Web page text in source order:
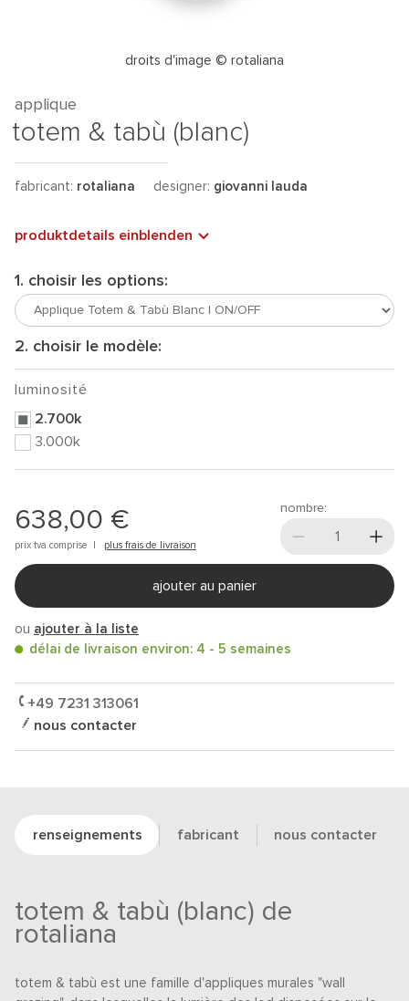
droits d'image © rotaliana
applique
totem & tabù (blanc)
fabricant: rotaliana designer: giovanni lauda
produktdetails einblenden
1. choisir les options:
2. choisir le modèle:
luminosité
2.700k
3.000k
638,00 €
prix tva comprise | plus frais de livraison
nombre:
ajouter au panier
ou ajouter à la liste
délai de livraison environ: 4 - 5 semaines
+49 7231 313061
nous contacter
renseignements fabricant nous contacter
totem & tabù (blanc) de
rotaliana
totem & tabù est une famille d'appliques murales "wall